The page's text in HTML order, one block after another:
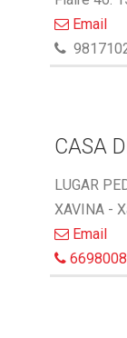
Email
CASA
LUGAR
XAVINA -
Email